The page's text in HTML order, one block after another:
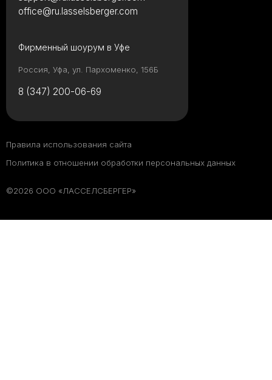
Фирменный шоурум в Уфе
Россия, Уфа, ул. Пархоменко, 156Б
8 (347) 200-06-69
office@ru.lasselsberger.com
©2026 ООО «ЛАССЕЛСБЕРГЕР»
Правила использования сайта
Политика в отношении обработки персональных данных